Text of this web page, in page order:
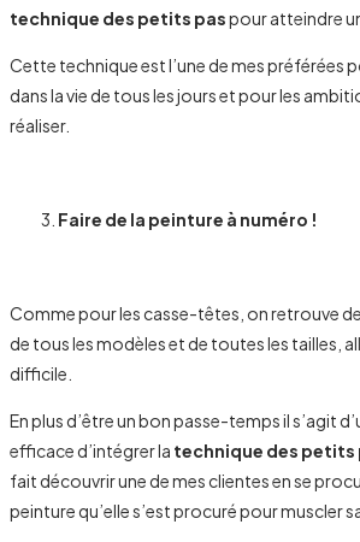
technique des petits paspour atteindre
Cette technique est l’une de mes préférées
dans la vie de tous les jours et pour les
réaliser.
Faire de la peinture à numéro !
Comme pour les casse-têtes, on retrouve
de tous les modèles et de toutes les tailles,
difficile.
En plus d’être un bon passe-temps il s’agit
efficace d’intégrer la technique des petits
fait découvrir une de mes clientes en se
peinture qu’elle s’est procuré pour muscler